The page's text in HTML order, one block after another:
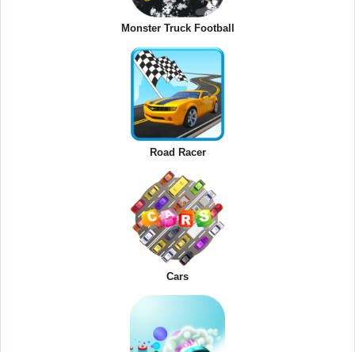
Monster Truck Football
Road Racer
Cars